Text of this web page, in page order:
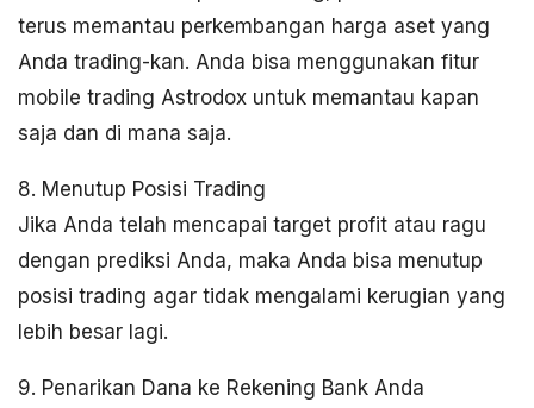
terus memantau perkembangan harga aset yang
Anda trading-kan. Anda bisa menggunakan fitur
mobile trading Astrodox untuk memantau kapan
saja dan di mana saja.
8. Menutup Posisi Trading
Jika Anda telah mencapai target profit atau ragu
dengan prediksi Anda, maka Anda bisa menutup
posisi trading agar tidak mengalami kerugian yang
lebih besar lagi.
9. Penarikan Dana ke Rekening Bank Anda